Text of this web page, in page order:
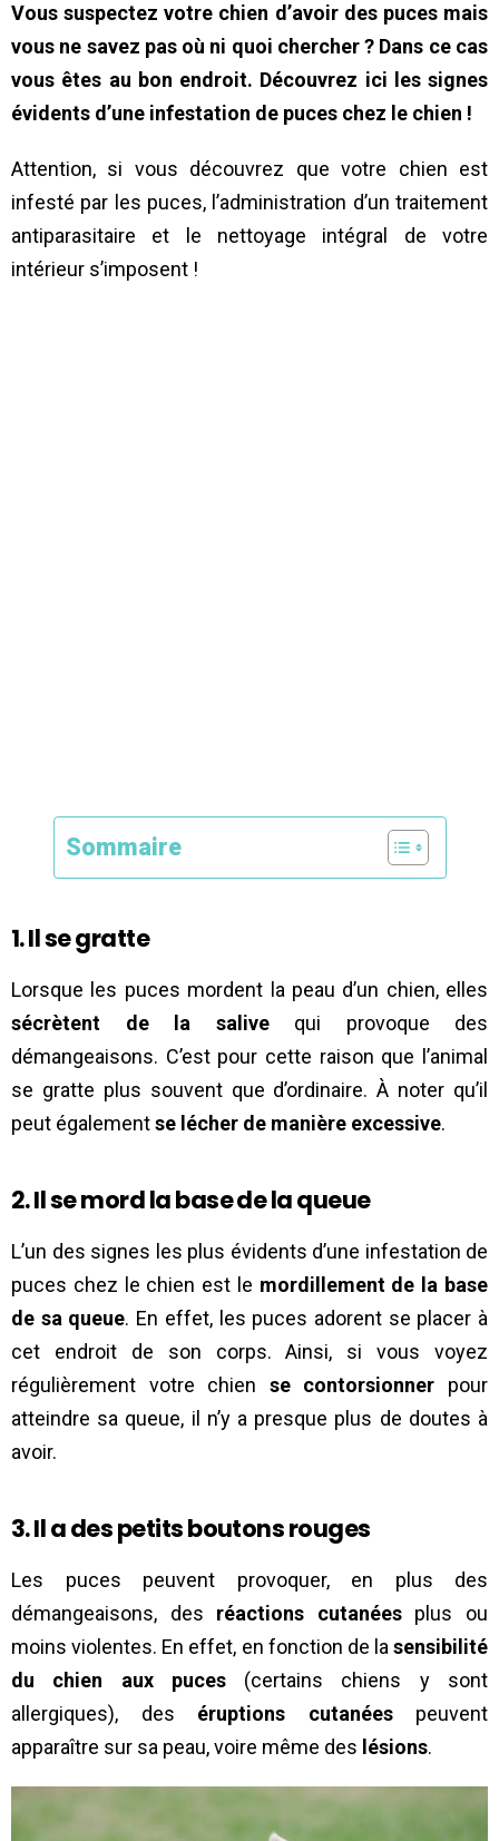
Vous suspectez votre chien d’avoir des puces mais
vous ne savez pas où ni quoi chercher ? Dans ce cas
vous êtes au bon endroit. Découvrez ici les signes
évidents d’une infestation de puces chez le chien !
Attention, si vous découvrez que votre chien est
infesté par les puces, l’administration d’un traitement
antiparasitaire et le nettoyage intégral de votre
intérieur s’imposent !
Sommaire
1. Il se gratte
Lorsque les puces mordent la peau d’un chien, elles
sécrètent de la salivequi provoque des
démangeaisons. C’est pour cette raison que l’animal
se gratte plus souvent que d’ordinaire. À noter qu’il
peut égalementse lécher de manière excessive.
2. Il se mord la base de la queue
L’un des signes les plus évidents d’une infestation de
puces chez le chien est le mordillement de la base
de sa queue. En effet, les puces adorent se placer à
cet endroit de son corps. Ainsi, si vous voyez
régulièrement votre chien se contorsionner pour
atteindre sa queue, il n’y a presque plus de doutes à
avoir.
3. Il a des petits boutons rouges
Les puces peuvent provoquer, en plus des
démangeaisons, des réactions cutanéesplus ou
moins violentes. En effet, en fonction de la sensibilité
du chien aux puces(certains chiens y sont
allergiques), des éruptions cutanéespeuvent
apparaître sur sa peau, voire même des lésions.